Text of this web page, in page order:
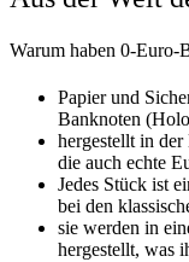
Warum haben 0-Euro-
Papier und
Banknoten
hergestellt in
die auch echte
Jedes Stück ist
bei den
sie werden in
hergestellt, was